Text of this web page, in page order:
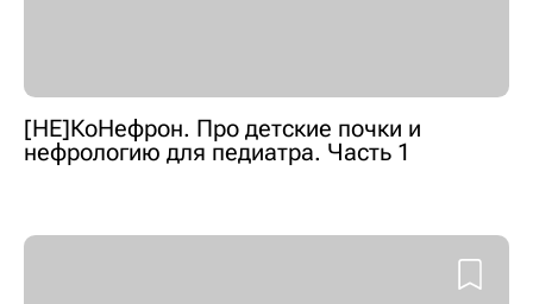
[НЕ]КоНефрон. Про детские почки и
нефрологию для педиатра. Часть 1